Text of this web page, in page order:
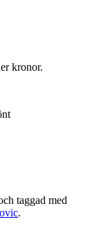
kronor.
taggad med
.